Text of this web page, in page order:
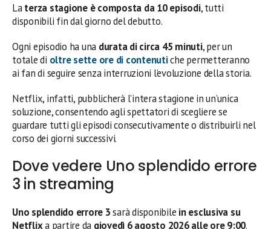
Laterza stagione è composta da 10 episodi, tutti
disponibili fin dal giorno del debutto.
Ogni episodio ha una durata di circa 45 minuti, per un
totale di oltre sette ore di contenutiche permetteranno
ai fan di seguire senza interruzioni l’evoluzione della storia.
Netflix, infatti, pubblicherà l’intera stagione in un’unica
soluzione, consentendo agli spettatori di scegliere se
guardare tutti gli episodi consecutivamente o distribuirli nel
corso dei giorni successivi.
Dove vedere Uno splendido errore
3 in streaming
Uno splendido errore 3sarà disponibile in esclusiva su
Netflixa partire da giovedì 6 agosto 2026 alle ore 9:00.